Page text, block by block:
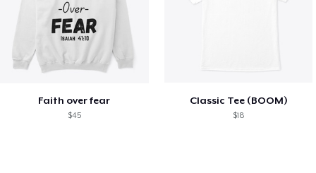
Faith over fear
$45
Classic Tee (BOOM)
$18